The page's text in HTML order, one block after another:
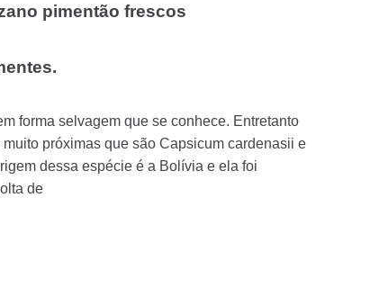
pimentão frescos
forma selvagem que se conhece. Entretanto
próximas que são Capsicum cardenasii e
dessa espécie é a Bolívia e ela foi
de